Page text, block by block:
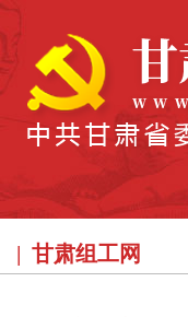
甘肃组工网